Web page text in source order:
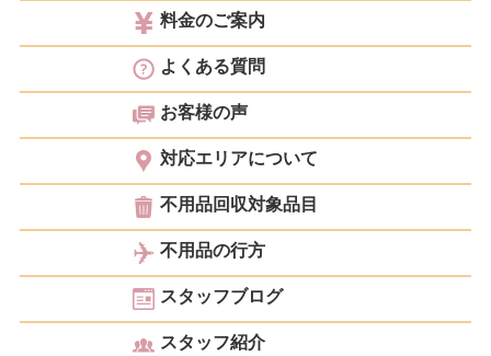
料金のご案内
よくある質問
お客様の声
対応エリアについて
不用品回収対象品目
不用品の行方
スタッフブログ
スタッフ紹介